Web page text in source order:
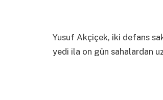
Yusuf Akçiçek, iki defans
yedi ila on gün sahalardan